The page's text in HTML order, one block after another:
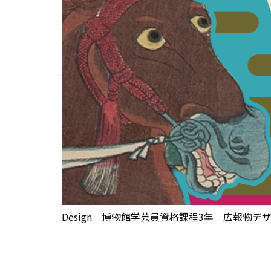
Design｜博物館学芸員資格課程3年 広報物デ